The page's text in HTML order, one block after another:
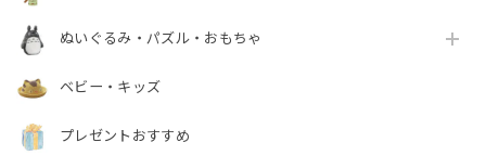
ぬいぐるみ・パズル・おもちゃ
ベビー・キッズ
プレゼントおすすめ